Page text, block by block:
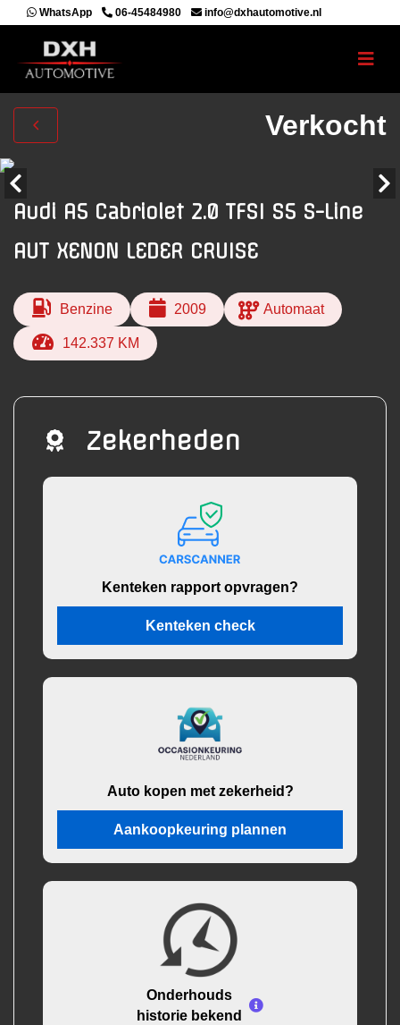
WhatsApp 06-45484980 info@dxhautomotive.nl
Verkocht
Audi A5 Cabriolet 2.0 TFSI S5 S-Line
AUT XENON LEDER CRUISE
Benzine 2009 Automaat
142.337 KM
Zekerheden
Kenteken rapport opvragen?
Kenteken check
Auto kopen met zekerheid?
Aankoopkeuring plannen
Onderhouds
historie bekend